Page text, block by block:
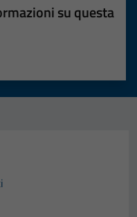
su questa
5